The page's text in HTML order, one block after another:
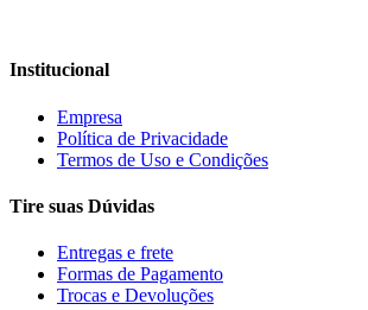
Institucional
Empresa
Política de Privacidade
Termos de Uso e Condições
Tire suas Dúvidas
Entregas e frete
Formas de Pagamento
Trocas e Devoluções